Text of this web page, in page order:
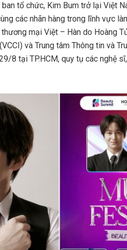
tổ chức, Kim Bum trở lại Việt
các nhãn hàng trong lĩnh vực
mại Việt – Hàn do Hoàng
và Trung tâm Thông tin và
8 tại TP.HCM, quy tụ các nghệ